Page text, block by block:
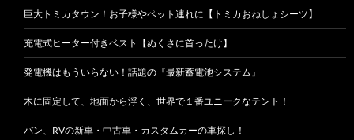
巨大トミカタウン！お子様やペット連れに【トミカおねしょシーツ】
充電式ヒーター付きベスト【ぬくさに首ったけ】
発電機はもういらない！話題の『最新蓄電池システム』
木に固定して、地面から浮く、世界で１番ユニークなテント！
バン、RVの新車・中古車・カスタムカーの車探し！